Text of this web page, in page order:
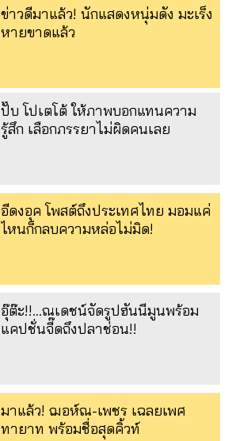
ข่าวดีมาแล้ว! นักแสดงหนุ่มดัง มะเร็ง
หายขาดแล้ว
ปั๊บ โปเตโต้ ให้ภาพบอกแทนความ
รู้สึก เลือกภรรยาไม่ผิดคนเลย
อีดงอุค โพสต์ถึงประเทศไทย มอมแค่
ไหนก็กลบความหล่อไม่มิด!
อุ๊ต๊ะ!!...ณเดชน์จัดรูปฮันนีมูนพร้อม
แคปชั่นจี๊ดถึงปลาช่อน!!
มาแล้ว! ฌอห์ณ-เพชร เฉลยเพศ
ทายาท พร้อมชื่อสุดคิ้วท์